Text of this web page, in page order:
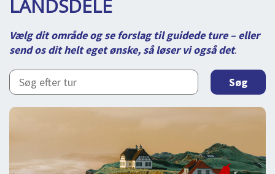
DEJLIGE DESTINATIONER
BOOKING
FOREDRAG
OM OS
LANDSDELE
Vælg dit område og se forslag til guidede ture – eller
send os dit helt eget ønske, så løser vi også det.